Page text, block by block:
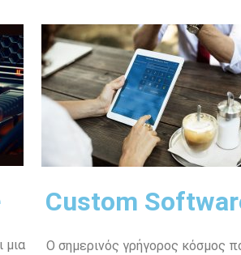
μια
Custom
Ο σημερινός γρήγορος κόσμος